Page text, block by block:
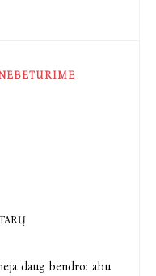
daug bendro: abu